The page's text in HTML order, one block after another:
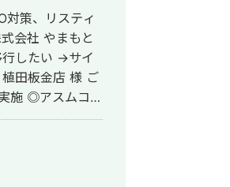
対策、リスティ
行したい →サイ
ー
したい →サイ
り壁」で1位